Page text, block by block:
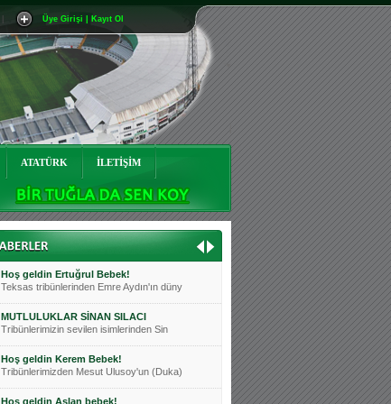
Üye Girişi | Kayıt Ol
ATATÜRK İLETİŞİM
Mutluluklar Ceyhun Tetik
Teksas tribünlerinin sevilen isimlerinde
Bursasporumuzun önü açılsın is
Teksaslı Bursasporlular Derneği Başkanı
Hoş geldin Alaz Bebek!
Teksas.org sistem yöneticisi, ekibimizin
Hoş geldin Göktuğ Bebek!
Teksas.org ekibimizden ve tribünlerimizi
Hoş geldin Kadir Kağan Bebek!
Teksas tribünlerinden Basri İleri'nin dü
Hoş geldin Ertuğrul Bebek!
Teksas tribünlerinden Emre Aydın'ın düny
MUTLULUKLAR SİNAN SILACI
Tribünlerimizin sevilen isimlerinden Sin
Hoş geldin Kerem Bebek!
Tribünlerimizden Mesut Ulusoy'un (Duka)
Hoş geldin Aslan bebek!